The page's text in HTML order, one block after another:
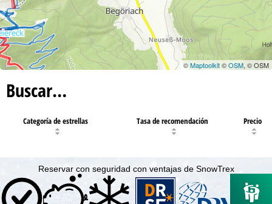
©Maptoolkit©OSM, © OSM
Buscar…
Categoría de estrellas Tasa de recomendación Precio
Reservar con seguridad con ventajas de SnowTrex